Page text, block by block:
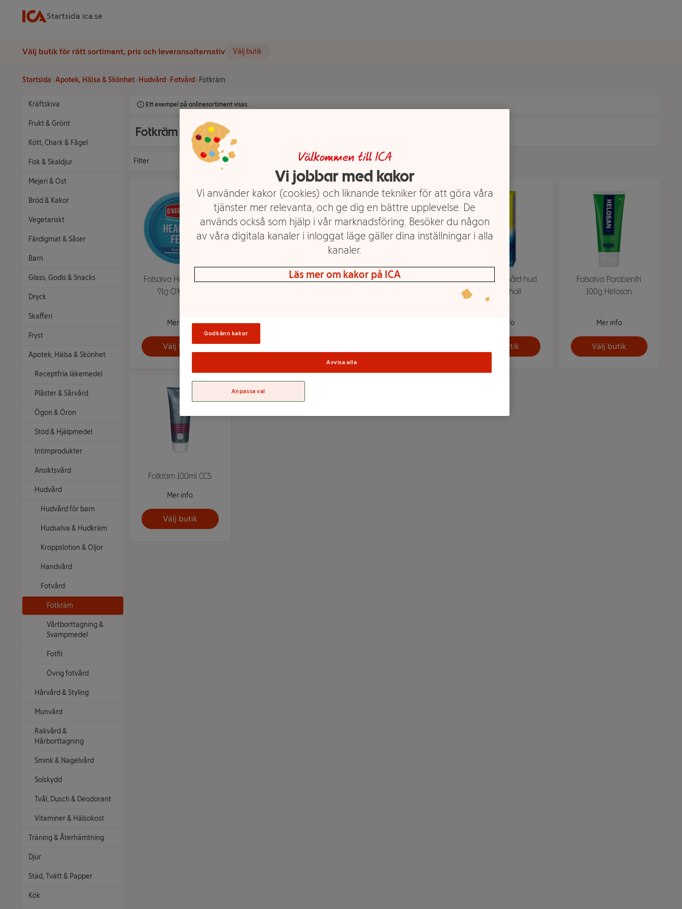
Startsida ica.se
Välj butik för rätt sortiment, pris och leveransalternativ Välj butik
Startsida Apotek, Hälsa & Skönhet Hudvård Fotvård Fotkräm
Kräftskiva
Frukt & Grönt
Kött, Chark & Fågel
Fisk & Skaldjur
Mejeri & Ost
Bröd & Kakor
Vegetariskt
Färdigmat & Såser
Barn
Glass, Godis & Snacks
Dryck
Skafferi
Fryst
Apotek, Hälsa & Skönhet
Receptfria läkemedel
Plåster & Sårvård
Ögon & Öron
Stöd & Hjälpmedel
Intimprodukter
Ansiktsvård
Hudvård
Hudvård för barn
Hudsalva & Hudkräm
Kroppslotion & Oljor
Handvård
Fotvård
Fotkräm
Vårtborttagning &
Svampmedel
Fotfil
Övrig fotvård
Hårvård & Styling
Munvård
Rakvård &
Hårborttagning
Smink & Nagelvård
Solskydd
Tvål, Dusch & Deodorant
Vitaminer & Hälsokost
Träning & Återhämtning
Djur
Städ, Tvätt & Papper
Kök
Ett exempel på onlinesortiment visas.
Fotkräm
Filter
Fotsalva Healthy Feet
91g O'Keeffe's
Mer info
Välj butik
Fotkräm Aloe Vera
Fotvård Kräm för
Fotkräm för hård hud
60ml Scholl
Mer info
Välj butik
Fotsalva Parabenfri
100g Helosan
Mer info
Välj butik
Fotkräm 100ml CCS
Mer info
Välj butik
Välkommen till ICA
Vi jobbar med kakor
Vi använder kakor (cookies) och liknande tekniker för att göra våra
tjänster mer relevanta, och ge dig en bättre upplevelse. De
används också som hjälp i vår marknadsföring. Besöker du någon
av våra digitala kanaler i inloggat läge gäller dina inställningar i alla
kanaler.
Läs mer om kakor på ICA
Godkänn kakor
Avvisa alla
Anpassa val